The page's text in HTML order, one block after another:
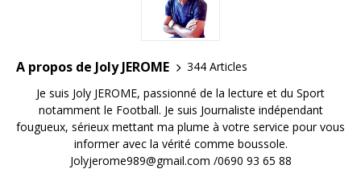
A propos de Joly JEROME
344 Articles
Je suis Joly JEROME, passionné de la lecture et du Sport
notamment le Football. Je suis Journaliste indépendant
fougueux, sérieux mettant ma plume à votre service pour vous
informer avec la vérité comme boussole.
Jolyjerome989@gmail.com /0690 93 65 88